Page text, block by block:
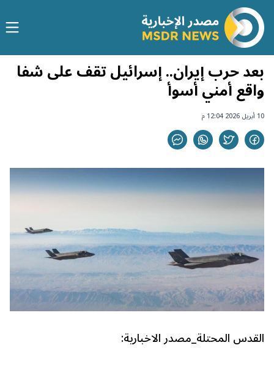
بعد حرب إيران.. إسرائيل تقف على شفا
واقع أمني أسوأ
10 أبريل 2026 12:04 م
القدس المحتلة_مصدر الاخبارية: